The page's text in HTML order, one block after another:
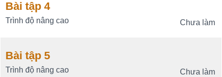
Bài tập 4
Chưa làm
Trình độ nâng cao
Bài tập 5
Chưa làm
Trình độ nâng cao